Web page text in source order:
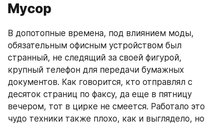
Мусор
В допотопные времена, под влиянием моды,
обязательным офисным устройством был
странный, не следящий за своей фигурой,
крупный телефон для передачи бумажных
документов. Как говорится, кто отправлял с
десяток страниц по факсу, да еще в пятницу
вечером, тот в цирке не смеется. Работало это
чудо техники также плохо, как и выглядело, но